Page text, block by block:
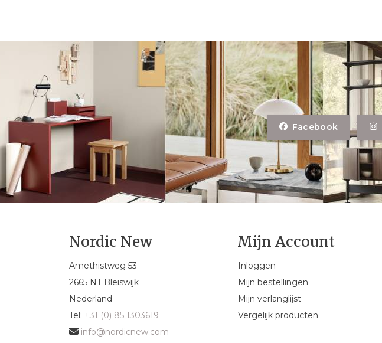
Facebook
Nordic New
Amethistweg 53
2665 NT Bleiswijk
Nederland
Tel: +31 (0) 85 1303619
info@nordicnew.com
Mijn Account
Inloggen
Mijn bestellingen
Mijn verlanglijst
Vergelijk producten